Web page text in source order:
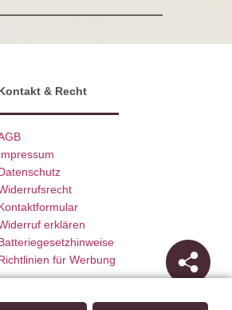
& Recht
erklären
für Werbung